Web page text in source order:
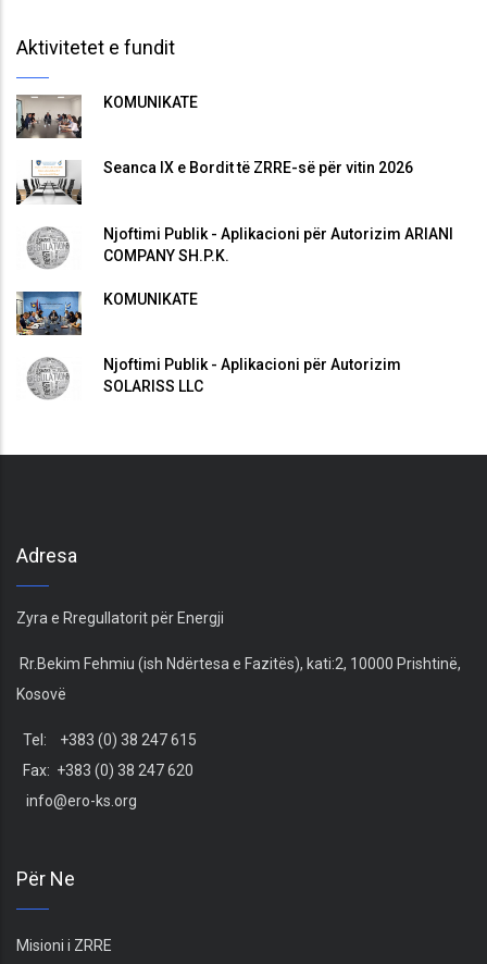
Aktivitetet e fundit
KOMUNIKATË
Seanca IX e Bordit të ZRRE-së për vitin 2026
Njoftimi Publik - Aplikacioni për Autorizim ARIANI
COMPANY SH.P.K.
KOMUNIKATË
Njoftimi Publik - Aplikacioni për Autorizim
SOLARISS LLC
Adresa
Zyra e Rregullatorit për Energji
Rr.Bekim Fehmiu (ish Ndërtesa e Fazitës), kati:2, 10000 Prishtinë,
Kosovë
Tel: +383 (0) 38 247 615
Fax: +383 (0) 38 247 620
info@ero-ks.org
Për Ne
Misioni i ZRRE